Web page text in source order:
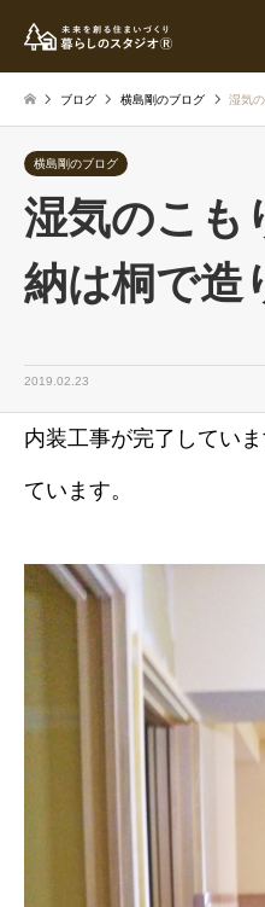
ブログ 横島剛のブログ 湿気
横島剛のブログ
湿気のこも
納は桐で造
2019.02.23
内装工事が完了してい
ています。